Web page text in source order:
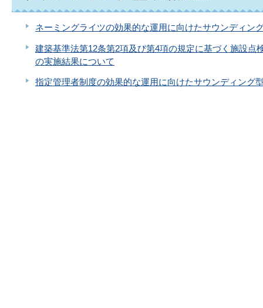
ネーミングライツの効果的な運用に向けたサウンディン
建築基準法第12条第2項及び第4項の規定に基づく施設
の実施結果について
指定管理者制度の効果的な運用に向けたサウンディング